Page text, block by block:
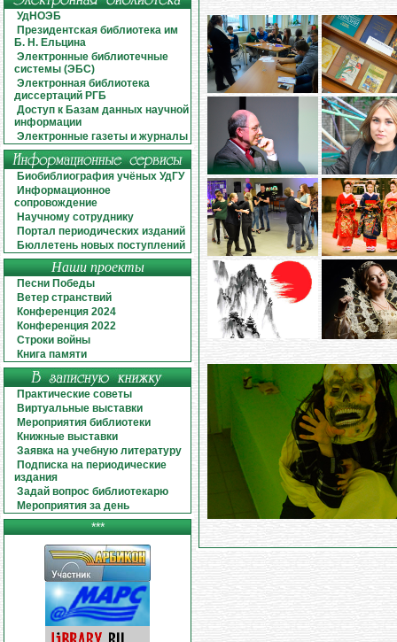
УдНОЭБ
Президентская библиотека им
Б. Н. Ельцина
Электронные библиотечные
системы (ЭБС)
Электронная библиотека
диссертаций РГБ
Доступ к Базам данных научной
информации
Электронные газеты и журналы
Биобиблиография учёных УдГУ
Информационное
сопровождение
Научному сотруднику
Портал периодических изданий
Бюллетень новых поступлений
Наши проекты
Песни Победы
Ветер странствий
Конференция 2024
Конференция 2022
Строки войны
Книга памяти
Практические советы
Виртуальные выставки
Мероприятия библиотеки
Книжные выставки
Заявка на учебную литературу
Подписка на периодические
издания
Задай вопрос библиотекарю
Мероприятия за день
***